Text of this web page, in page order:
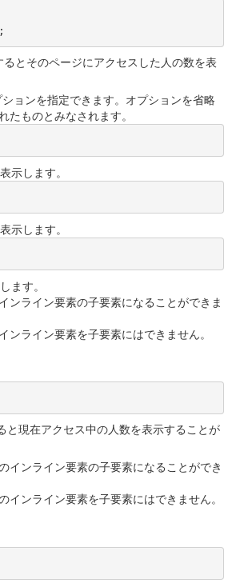
とそのページにアクセスした人の数を表
ョンを指定できます。オプションを省略
たものとみなされます。
示します。
示します。
ます。
ンライン要素の子要素になることができま
ンライン要素を子要素にはできません。
と現在アクセス中の人数を表示することが
インライン要素の子要素になることができ
インライン要素を子要素にはできません。